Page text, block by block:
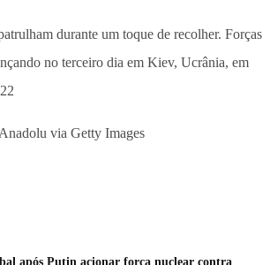
durante um toque de recolher. Forças
no terceiro dia em Kiev, Ucrânia, em
via Getty Images
após Putin acionar força nuclear contra